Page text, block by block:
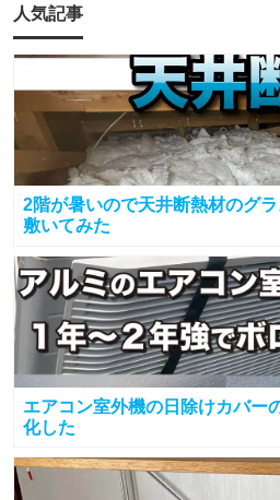
人気記事
2階が暑いので天井断熱材のグ
敷いてみた
エアコン室外機の日除けカバー
化した